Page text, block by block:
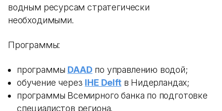
водным ресурсам стратегически
необходимыми.
Программы:
программы DAAD по управлению водой;
обучение через IHE Delftв Нидерландах;
программы Всемирного банка по подготовке
специалистов региона.